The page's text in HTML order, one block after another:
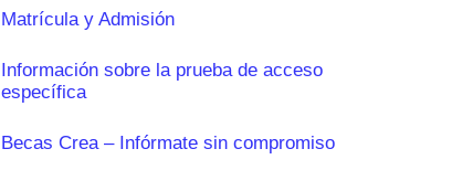
Matrícula y Admisión
Información sobre la prueba de acceso
específica
Becas Crea – Infórmate sin compromiso